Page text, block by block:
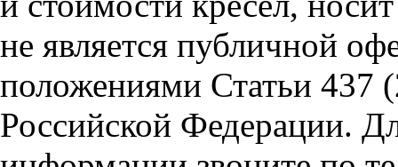
не является публичной
положениями Статьи 437
Российской Федерации.